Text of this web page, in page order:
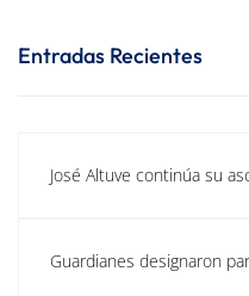
Entradas Recientes
José Altuve continúa su
Guardianes designaron